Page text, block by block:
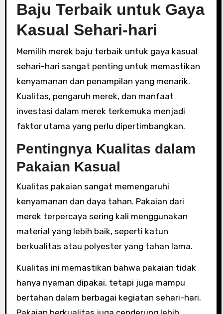
Baju Terbaik untuk Gaya
Kasual Sehari-hari
Memilih merek baju terbaik untuk gaya kasual
sehari-hari sangat penting untuk memastikan
kenyamanan dan penampilan yang menarik.
Kualitas, pengaruh merek, dan manfaat
investasi dalam merek terkemuka menjadi
faktor utama yang perlu dipertimbangkan.
Pentingnya Kualitas dalam
Pakaian Kasual
Kualitas pakaian sangat memengaruhi
kenyamanan dan daya tahan. Pakaian dari
merek terpercaya sering kali menggunakan
material yang lebih baik, seperti katun
berkualitas atau polyester yang tahan lama.
Kualitas ini memastikan bahwa pakaian tidak
hanya nyaman dipakai, tetapi juga mampu
bertahan dalam berbagai kegiatan sehari-hari.